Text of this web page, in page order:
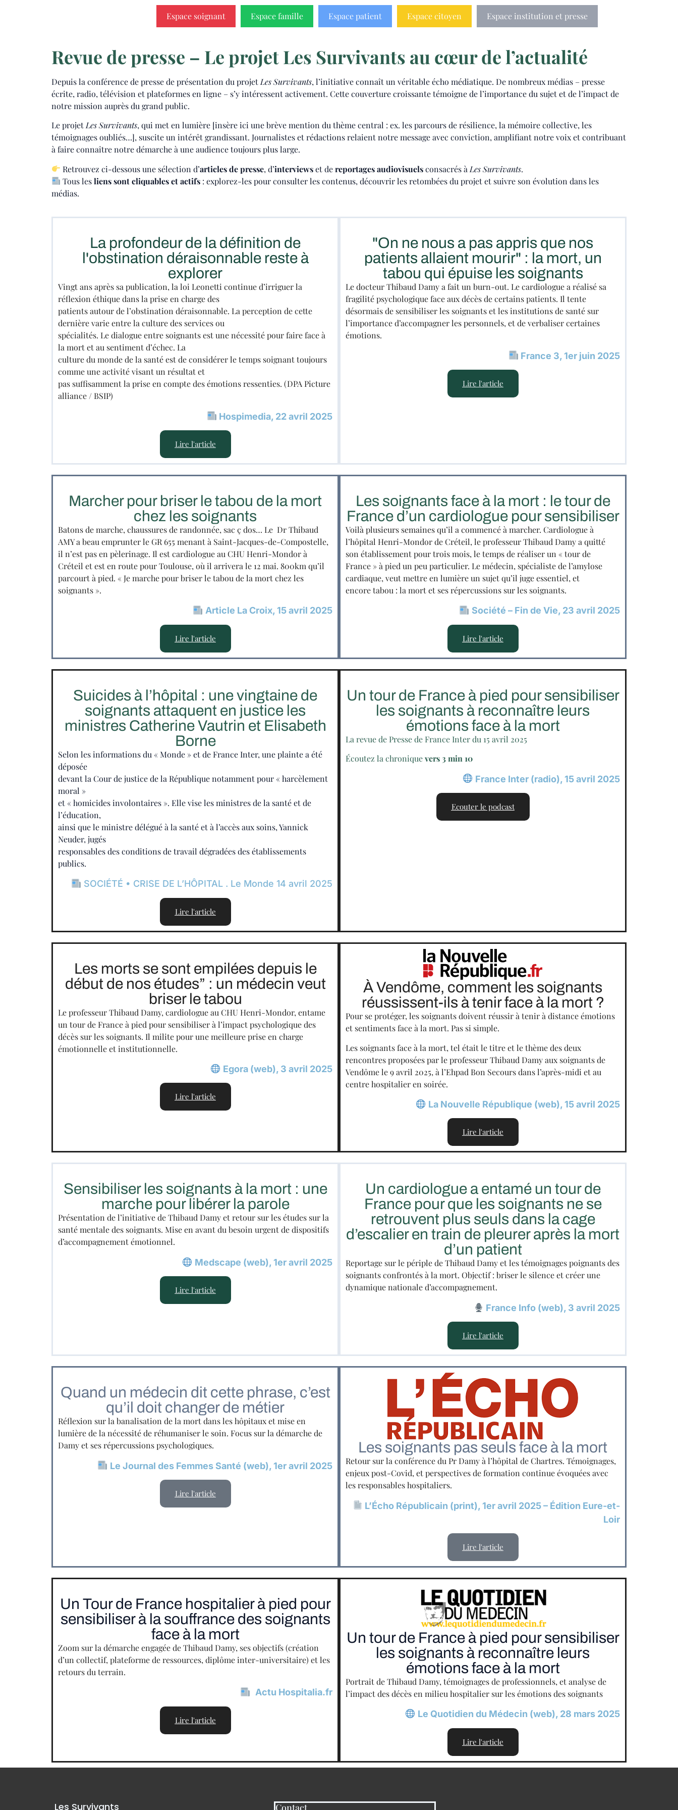
Espace soignant Espace famille Espace patient Espace citoyen Espace institution et presse
Revue de presse – Le projet Les Survivants au cœur de l’actualité
Depuis la conférence de presse de présentation du projet Les Survivants, l’initiative connaît un véritable écho médiatique. De nombreux médias – presse
écrite, radio, télévision et plateformes en ligne – s’y intéressent activement. Cette couverture croissante témoigne de l’importance du sujet et de l’impact de
notre mission auprès du grand public.
Le projetLes Survivants, qui met en lumière [insère ici une brève mention du thème central : ex. les parcours de résilience, la mémoire collective, les
témoignages oubliés…], suscite un intérêt grandissant. Journalistes et rédactions relaient notre message avec conviction, amplifiant notre voix et contribuant
à faire connaître notre démarche à une audience toujours plus large.
Retrouvez ci-dessous une sélection d’articles de presse, d’interviewset dereportages audiovisuelsconsacrés à Les Survivants.
Tous lesliens sont cliquables et actifs : explorez-les pour consulter les contenus, découvrir les retombées du projet et suivre son évolution dans les
médias.
La profondeur de la définition de
l'obstination déraisonnable reste à
explorer
Vingt ans après sa publication, la loi Leonetti continue d’irriguer la
réflexion éthique dans la prise en charge des
patients autour de l’obstination déraisonnable. La perception de cette
dernière varie entre la culture des services ou
spécialités. Le dialogue entre soignants est une nécessité pour faire face à
la mort et au sentiment d’échec. La
culture du monde de la santé est de considérer le temps soignant toujours
comme une activité visant un résultat et
pas suffisamment la prise en compte des émotions ressenties. (DPA Picture
alliance / BSIP)
Hospimedia, 22 avril 2025
Lire l'article
"On ne nous a pas appris que nos
patients allaient mourir" : la mort, un
tabou qui épuise les soignants
Le docteur Thibaud Damy a fait un burn-out. Le cardiologue a réalisé sa
fragilité psychologique face aux décès de certains patients. Il tente
désormais de sensibiliser les soignants et les institutions de santé sur
l’importance d’accompagner les personnels, et de verbaliser certaines
émotions.
France 3, 1er juin 2025
Lire l'article
Marcher pour briser le tabou de la mort
chez les soignants
Batons de marche, chaussures de randonnée, sac ç dos… Le Dr Thibaud
AMY a beau emprunter le GR 655 menant à Saint-Jacques-de-Compostelle,
il n’est pas en pèlerinage. Il est cardiologue au CHU Henri-Mondor à
Créteil et est en route pour Toulouse, où il arrivera le 12 mai. 800km qu’il
parcourt à pied. « Je marche pour briser le tabou de la mort chez les
soignants ».
Article La Croix, 15 avril 2025
Lire l'article
Les soignants face à la mort : le tour de
France d’un cardiologue pour sensibiliser
Voilà plusieurs semaines qu’il a commencé à marcher. Cardiologue à
l’hôpital Henri-Mondor de Créteil, le professeur Thibaud Damy a quitté
son établissement pour trois mois, le temps de réaliser un « tour de
France » à pied un peu particulier. Le médecin, spécialiste de l’amylose
cardiaque, veut mettre en lumière un sujet qu’il juge essentiel, et
encore tabou : la mort et ses répercussions sur les soignants.
Société – Fin de Vie, 23 avril 2025
Lire l'article
Suicides à l’hôpital : une vingtaine de
soignants attaquent en justice les
ministres Catherine Vautrin et Elisabeth
Borne
Selon les informations du « Monde » et de France Inter, une plainte a été
déposée
devant la Cour de justice de la République notamment pour « harcèlement
moral »
et « homicides involontaires ». Elle vise les ministres de la santé et de
l’éducation,
ainsi que le ministre délégué à la santé et à l’accès aux soins, Yannick
Neuder, jugés
responsables des conditions de travail dégradées des établissements
publics.
SOCIÉTÉ • CRISE DE L’HÔPITAL . Le Monde 14 avril 2025
Lire l'article
Un tour de France à pied pour sensibiliser
les soignants à reconnaître leurs
émotions face à la mort
La revue de Presse de France Inter du 15 avril 2025
Écoutez la chroniquevers 3 min 10
France Inter (radio), 15 avril 2025
Ecouter le podcast
Les morts se sont empilées depuis le
début de nos études” : un médecin veut
briser le tabou
Le professeur Thibaud Damy, cardiologue au CHU Henri-Mondor, entame
un tour de France à pied pour sensibiliser à l’impact psychologique des
décès sur les soignants. Il milite pour une meilleure prise en charge
émotionnelle et institutionnelle.
Egora (web), 3 avril 2025
Lire l'article
À Vendôme, comment les soignants
réussissent-ils à tenir face à la mort ?
Pour se protéger, les soignants doivent réussir à tenir à distance émotions
et sentiments face à la mort. Pas si simple.
Les soignants face à la mort, tel était le titre et le thème des deux
rencontres proposées par le professeur Thibaud Damy aux soignants de
Vendôme le 9 avril 2025, à l’Ehpad Bon Secours dans l’après-midi et au
centre hospitalier en soirée.
La Nouvelle République (web), 15 avril 2025
Lire l'article
Sensibiliser les soignants à la mort : une
marche pour libérer la parole
Présentation de l’initiative de Thibaud Damy et retour sur les études sur la
santé mentale des soignants. Mise en avant du besoin urgent de dispositifs
d’accompagnement émotionnel.
Medscape (web), 1er avril 2025
Lire l'article
Un cardiologue a entamé un tour de
France pour que les soignants ne se
retrouvent plus seuls dans la cage
d’escalier en train de pleurer après la mort
d’un patient
Reportage sur le périple de Thibaud Damy et les témoignages poignants des
soignants confrontés à la mort. Objectif : briser le silence et créer une
dynamique nationale d’accompagnement.
France Info (web), 3 avril 2025
Lire l'article
Quand un médecin dit cette phrase, c’est
qu’il doit changer de métier
Réflexion sur la banalisation de la mort dans les hôpitaux et mise en
lumière de la nécessité de réhumaniser le soin. Focus sur la démarche de
Damy et ses répercussions psychologiques.
Le Journal des Femmes Santé (web), 1er avril 2025
Lire l'article
Les soignants pas seuls face à la mort
Retour sur la conférence du Pr Damy à l’hôpital de Chartres. Témoignages,
enjeux post-Covid, et perspectives de formation continue évoquées avec
les responsables hospitaliers.
L’Écho Républicain (print), 1er avril 2025 – Édition Eure-et-
Loir
Lire l'article
Un Tour de France hospitalier à pied pour
sensibiliser à la souffrance des soignants
face à la mort
Zoom sur la démarche engagée de Thibaud Damy, ses objectifs (création
d’un collectif, plateforme de ressources, diplôme inter-universitaire) et les
retours du terrain.
Actu Hospitalia.fr
Lire l'article
Un tour de France à pied pour sensibiliser
les soignants à reconnaître leurs
émotions face à la mort
Portrait de Thibaud Damy, témoignages de professionnels, et analyse de
l’impact des décès en milieu hospitalier sur les émotions des soignants
Le Quotidien du Médecin (web), 28 mars 2025
Lire l'article
Les Survivants Contact